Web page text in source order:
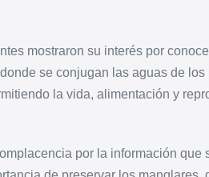
mostraron su interés por
se conjugan las aguas de
la vida, alimentación y
por la información